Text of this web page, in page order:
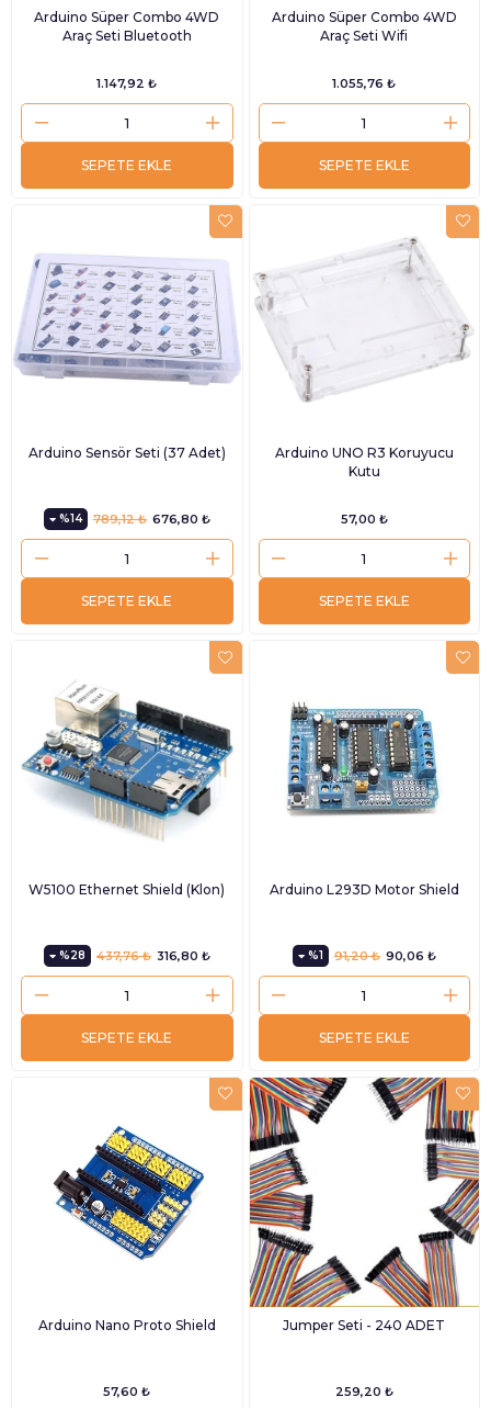
Arduino Süper Combo 4WD
Araç Seti Bluetooth
1.147,92 ₺
SEPETE EKLE
Arduino Süper Combo 4WD
Araç Seti Wifi
1.055,76 ₺
SEPETE EKLE
Arduino Sensör Seti (37 Adet)
%14 676,80 ₺
789,12 ₺
SEPETE EKLE
Arduino UNO R3 Koruyucu
Kutu
57,00 ₺
SEPETE EKLE
W5100 Ethernet Shield (Klon)
%28 316,80 ₺
437,76 ₺
SEPETE EKLE
Arduino L293D Motor Shield
%1 90,06 ₺
91,20 ₺
SEPETE EKLE
Arduino Nano Proto Shield
57,60 ₺
Jumper Seti - 240 ADET
259,20 ₺